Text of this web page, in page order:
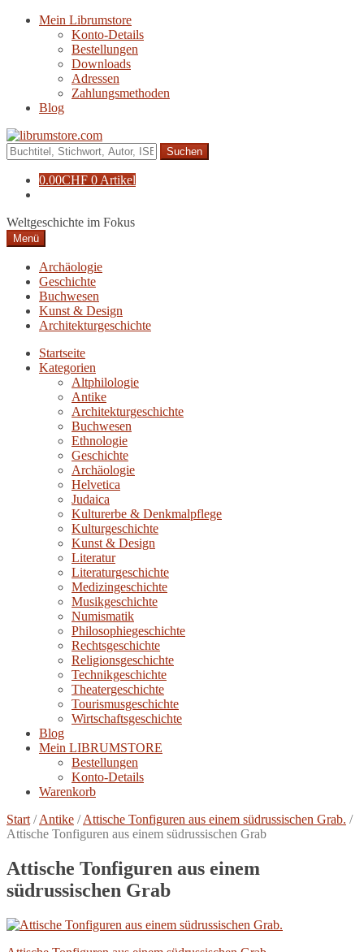
Navigation
Zum
Mein Librumstore
Konto-Details
Bestellungen
Downloads
Adressen
Zahlungsmethoden
Blog
Suche
nach:
0.00CHF 0 Artikel
Weltgeschichte im Fokus
Menü
Archäologie
Geschichte
Buchwesen
Kunst & Design
Architekturgeschichte
Startseite
Kategorien
Altphilologie
Antike
Architekturgeschichte
Buchwesen
Ethnologie
Geschichte
Archäologie
Helvetica
Judaica
Kulturerbe & Denkmalpflege
Kulturgeschichte
Kunst & Design
Literatur
Literaturgeschichte
Medizingeschichte
Musikgeschichte
Numismatik
Philosophiegeschichte
Rechtsgeschichte
Religionsgeschichte
Technikgeschichte
Theatergeschichte
Tourismusgeschichte
Wirtschaftsgeschichte
Blog
Mein LIBRUMSTORE
Bestellungen
Konto-Details
Warenkorb
Start /Antike /Attische Tonfiguren aus einem südrussischen Grab. /
Attische Tonfiguren aus einem südrussischen Grab
Attische Tonfiguren aus einem
südrussischen Grab